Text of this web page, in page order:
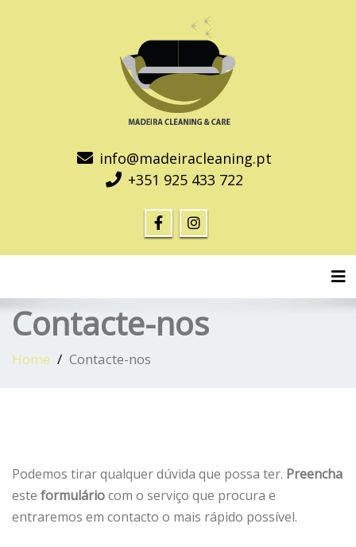
info@madeiracleaning.pt
+351 925 433 722
Contacte-nos
Home Contacte-nos
Podemos tirar qualquer dúvida que possa ter. Preencha
este formuláriocom o serviço que procura e
entraremos em contacto o mais rápido possível.